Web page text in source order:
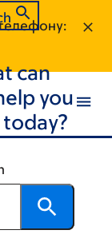
can
you